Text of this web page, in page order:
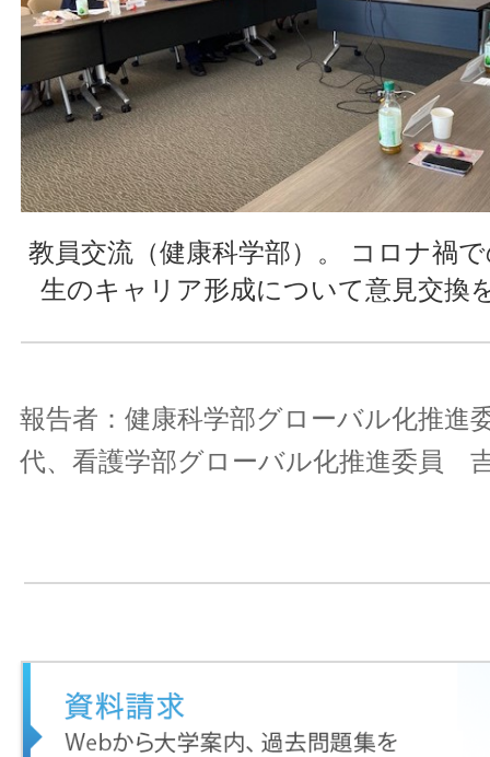
教員交流（健康科学部）。 コロナ禍
生のキャリア形成について意見交換
報告者：健康科学部グローバル化推
代、看護学部グローバル化推進委員